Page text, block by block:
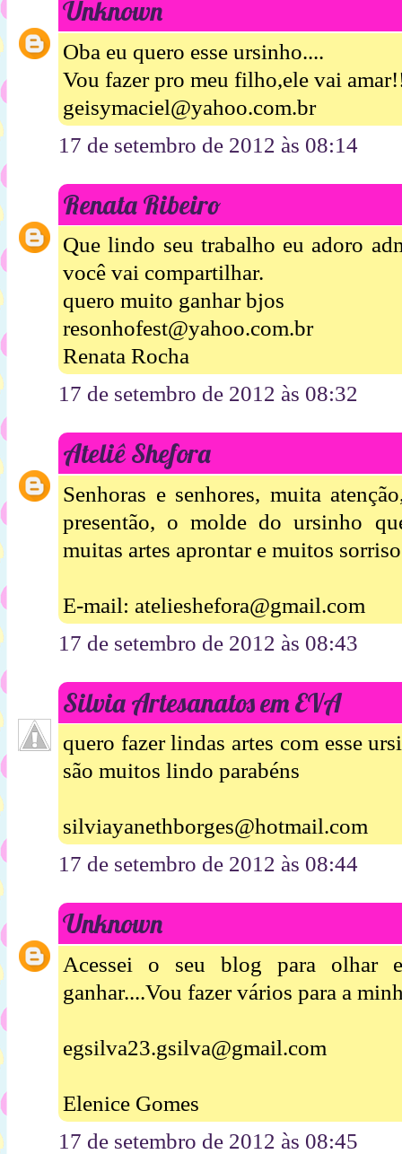
Unknown
Oba eu quero esse ursinho....
Vou fazer pro meu filho,ele vai
geisymaciel@yahoo.com.br
17 de setembro de 2012 às 08:14
Renata Ribeiro
Que lindo seu trabalho eu adoro
você vai compartilhar.
quero muito ganhar bjos
resonhofest@yahoo.com.br
Renata Rocha
17 de setembro de 2012 às 08:32
Ateliê Shefora
Senhoras e senhores, muita
presentão, o molde do ursinho
muitas artes aprontar e muitos
E-mail: atelieshefora@gmail.com
17 de setembro de 2012 às 08:43
Silvia Artesanatos em EVA
quero fazer lindas artes com esse
são muitos lindo parabéns
silviayanethborges@hotmail.com
17 de setembro de 2012 às 08:44
Unknown
Acessei o seu blog para olhar
ganhar....Vou fazer vários para a
egsilva23.gsilva@gmail.com
Elenice Gomes
17 de setembro de 2012 às 08:45